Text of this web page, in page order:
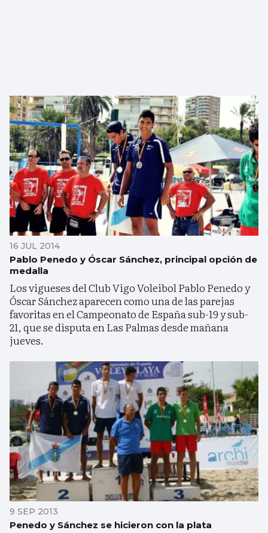
16 JUL 2014
Pablo Penedo y Óscar Sánchez, principal opción de
medalla
Los vigueses del Club Vigo Voleibol Pablo Penedo y
Óscar Sánchez aparecen como una de las parejas
favoritas en el Campeonato de España sub-19 y sub-
21, que se disputa en Las Palmas desde mañana
jueves.
9 SEP 2013
Penedo y Sánchez se hicieron con la plata